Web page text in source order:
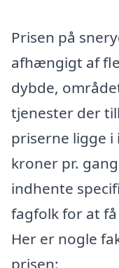
Prisen på
afhængigt af
dybde,
tjenester der
priserne ligge i
kroner pr.
indhente
fagfolk for at
Her er nogle
prisen: